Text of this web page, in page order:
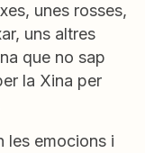
unes rosses,
uns altres
que no sap
la Xina per
les emocions i